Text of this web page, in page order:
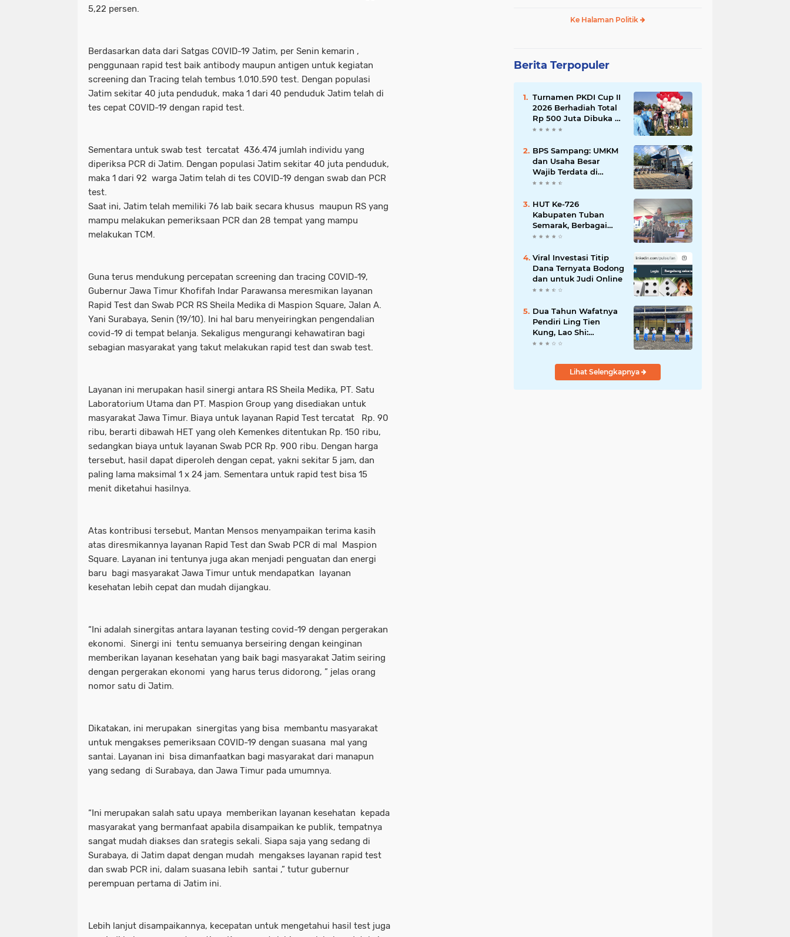
5,22 persen.
Berdasarkan data dari Satgas COVID-19 Jatim, per Senin kemarin ,
penggunaan rapid test baik antibody maupun antigen untuk kegiatan
screening dan Tracing telah tembus 1.010.590 test. Dengan populasi
Jatim sekitar 40 juta penduduk, maka 1 dari 40 penduduk Jatim telah di
tes cepat COVID-19 dengan rapid test.
Sementara untuk swab test tercatat 436.474 jumlah individu yang
diperiksa PCR di Jatim. Dengan populasi Jatim sekitar 40 juta penduduk,
maka 1 dari 92 warga Jatim telah di tes COVID-19 dengan swab dan PCR
test.
Saat ini, Jatim telah memiliki 76 lab baik secara khusus maupun RS yang
mampu melakukan pemeriksaan PCR dan 28 tempat yang mampu
melakukan TCM.
Guna terus mendukung percepatan screening dan tracing COVID-19,
Gubernur Jawa Timur Khofifah Indar Parawansa meresmikan layanan
Rapid Test dan Swab PCR RS Sheila Medika di Maspion Square, Jalan A.
Yani Surabaya, Senin (19/10). Ini hal baru menyeiringkan pengendalian
covid-19 di tempat belanja. Sekaligus mengurangi kehawatiran bagi
sebagian masyarakat yang takut melakukan rapid test dan swab test.
Layanan ini merupakan hasil sinergi antara RS Sheila Medika, PT. Satu
Laboratorium Utama dan PT. Maspion Group yang disediakan untuk
masyarakat Jawa Timur. Biaya untuk layanan Rapid Test tercatat Rp. 90
ribu, berarti dibawah HET yang oleh Kemenkes ditentukan Rp. 150 ribu,
sedangkan biaya untuk layanan Swab PCR Rp. 900 ribu. Dengan harga
tersebut, hasil dapat diperoleh dengan cepat, yakni sekitar 5 jam, dan
paling lama maksimal 1 x 24 jam. Sementara untuk rapid test bisa 15
menit diketahui hasilnya.
Atas kontribusi tersebut, Mantan Mensos menyampaikan terima kasih
atas diresmikannya layanan Rapid Test dan Swab PCR di mal Maspion
Square. Layanan ini tentunya juga akan menjadi penguatan dan energi
baru bagi masyarakat Jawa Timur untuk mendapatkan layanan
kesehatan lebih cepat dan mudah dijangkau.
“Ini adalah sinergitas antara layanan testing covid-19 dengan pergerakan
ekonomi. Sinergi ini tentu semuanya berseiring dengan keinginan
memberikan layanan kesehatan yang baik bagi masyarakat Jatim seiring
dengan pergerakan ekonomi yang harus terus didorong, ” jelas orang
nomor satu di Jatim.
Dikatakan, ini merupakan sinergitas yang bisa membantu masyarakat
untuk mengakses pemeriksaan COVID-19 dengan suasana mal yang
santai. Layanan ini bisa dimanfaatkan bagi masyarakat dari manapun
yang sedang di Surabaya, dan Jawa Timur pada umumnya.
“Ini merupakan salah satu upaya memberikan layanan kesehatan kepada
masyarakat yang bermanfaat apabila disampaikan ke publik, tempatnya
sangat mudah diakses dan srategis sekali. Siapa saja yang sedang di
Surabaya, di Jatim dapat dengan mudah mengakses layanan rapid test
dan swab PCR ini, dalam suasana lebih santai ,” tutur gubernur
perempuan pertama di Jatim ini.
Lebih lanjut disampaikannya, kecepatan untuk mengetahui hasil test juga
Ke Halaman Politik
Berita Terpopuler
Turnamen PKDI Cup II
2026 Berhadiah Total
Rp 500 Juta Dibuka di
Jombang, Ketua PKDI
Mahdi: Ajang
Silaturrahmi dan
Media Komunikasi
Antar-Kades untuk
BPS Sampang: UMKM
dan Usaha Besar
Wajib Terdata di
Sensus Ekonomi 2026,
Sasaran
HUT Ke-726
Kabupaten Tuban
Semarak, Berbagai
Prestasinya Pun
Viral Investasi Titip
Dana Ternyata Bodong
dan untuk Judi Online
Dua Tahun Wafatnya
Pendiri Ling Tien
Kung, Lao Shi:
Amanah Harus Kita
Lihat Selengkapnya